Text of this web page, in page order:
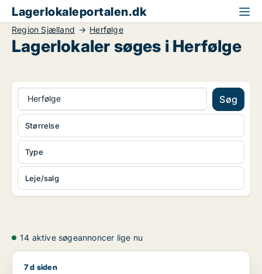
Lagerlokaleportalen.dk
Region Sjælland Herfølge
Lagerlokaler søges i Herfølge
Herfølge Søg
Type
Leje/salg
Størrelse
14 aktive søgeannoncer lige nu
Otto søger lager eller garage til leje i Storkøbenhavn,
7 d siden